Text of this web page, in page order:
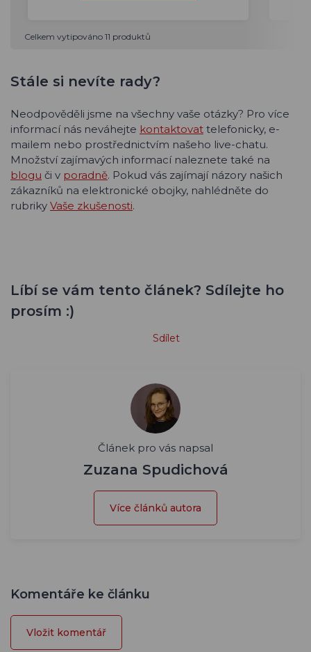
Celkem vytipováno 11 produktů
Stále si nevíte rady?
Neodpověděli jsme na všechny vaše otázky? Pro více
informací nás neváhejte kontaktovat telefonicky, e-
mailem nebo prostřednictvím našeho live-chatu.
Množství zajímavých informací naleznete také na
blogu či v poradně. Pokud vás zajímají názory našich
zákazníků na elektronické obojky, nahlédněte do
rubriky Vaše zkušenosti.
Líbí se vám tento článek? Sdílejte ho
prosím :)
Sdílet
Článek pro vás napsal
Zuzana Spudichová
Více článků autora
Komentáře ke článku
Vložit komentář